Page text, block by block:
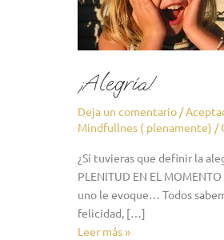
¡Alegría!
Deja un comentario /
Mindfullnes ( plenamente) /
¿Si tuvieras que definir la
PLENITUD EN EL
uno le evoque… Todos
felicidad, […]
Leer más »